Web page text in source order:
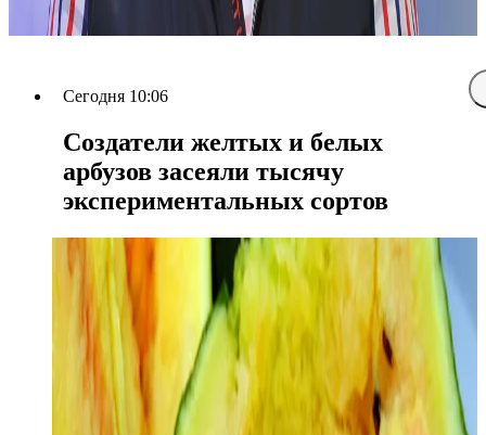
Сегодня 10:06
Создатели желтых и белых
арбузов засеяли тысячу
экспериментальных сортов